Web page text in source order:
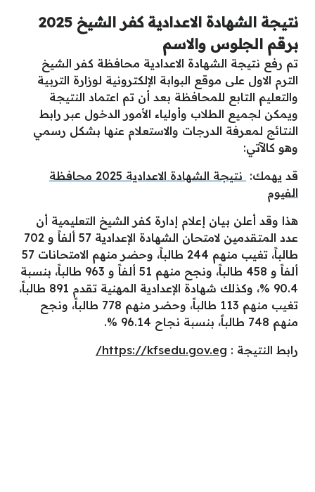
نتيجة الشهادة الاعدادية كفر الشيخ 2025
برقم الجلوس والاسم
تم رفع نتيجة الشهادة الاعدادية محافظة كفر الشيخ
الترم الاول على موقع البوابة الإلكترونية لوزارة التربية
والتعليم التابع للمحافظة بعد أن تم اعتماد النتيجة
ويمكن لجميع الطلاب وأولياء الأمور الدخول عبر رابط
النتائج لمعرفة الدرجات والاستعلام عنها بشكل رسمي
وهو كالآتي:
قد يهمك:
نتيجة الشهادة الاعدادية 2025 محافظة
الفيوم
هذا وقد أعلن بيان إعلام إدارة كفر الشيخ التعليمية أن
عدد المتقدمين لامتحان الشهادة الإعدادية 57 ألفاً و 702
طالباً، تغيب منهم 244 طالباً، وحضر منهم الامتحانات 57
ألفاً و 458 طالباً، ونجح منهم 51 ألفاً و 963 طالباً، بنسبة
90.4 %، وكذلك شهادة الإعدادية المهنية تقدم 891 طالباً،
تغيب منهم 113 طالباً، وحضر منهم 778 طالباً، ونجح
منهم 748 طالباً، بنسبة نجاح 96.14 %.
رابط النتيجة : https://kfsedu.gov.eg/